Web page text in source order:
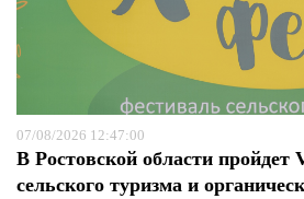
07/08/2026 12:47:00
В Ростовской области пройдет
сельского туризма и